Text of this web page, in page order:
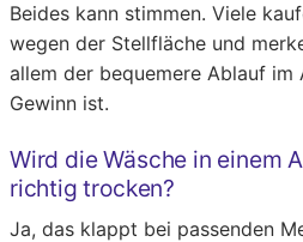
Beides kann stimmen. Viele
wegen der Stellfläche und
allem der bequemere Ablauf
Gewinn ist.
Wird die Wäsche in einem
richtig trocken?
Ja, das klappt bei passenden